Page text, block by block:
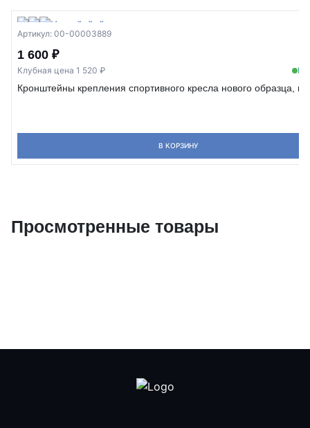
Артикул: 00-00003889
1 600 ₽
Клубная цена 1 520 ₽ В
Кронштейны крепления спортивного кресла нового образца,
В КОРЗИНУ
Просмотренные товары